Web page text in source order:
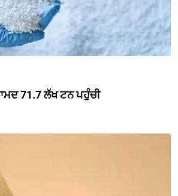
71.7 ਲੱਖ ਟਨ ਪਹੁੰਚੀ